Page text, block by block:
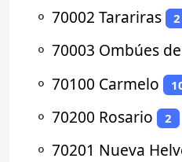
⚬ 70002 Tarariras 2
⚬ 70003 Ombúes
⚬ 70100 Carmelo
⚬ 70200 Rosario 2
⚬ 70201 Nueva